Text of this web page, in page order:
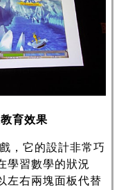
育效果
，它的設計非常巧
學習數學的狀況
左右兩塊面板代替